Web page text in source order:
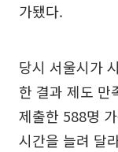
가됐다.
당시 서울시가
한 결과 제도 만
제출한 588명
시간을 늘려 달